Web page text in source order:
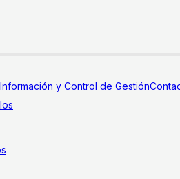
y Control de Gestión